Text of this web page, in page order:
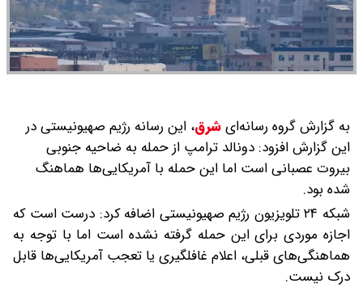
به گزارش گروه رسانه‌ایشرق، این رسانه رژیم صهیونیستی در
این گزارش افزود: دونالد ترامپ از حمله به ضاحیه جنوبی
بیروت عصبانی است اما این حمله با آمریکایی‌ها هماهنگ
شده بود.
شبکه ۲۴ تلویزیون رژیم صهیونیستی اضافه کرد: درست است که
اجازه موردی برای این حمله گرفته نشده است اما با توجه به
هماهنگی‌های قبلی، اعلام غافلگیری یا تعجب آمریکایی‌ها قابل
درک نیست.